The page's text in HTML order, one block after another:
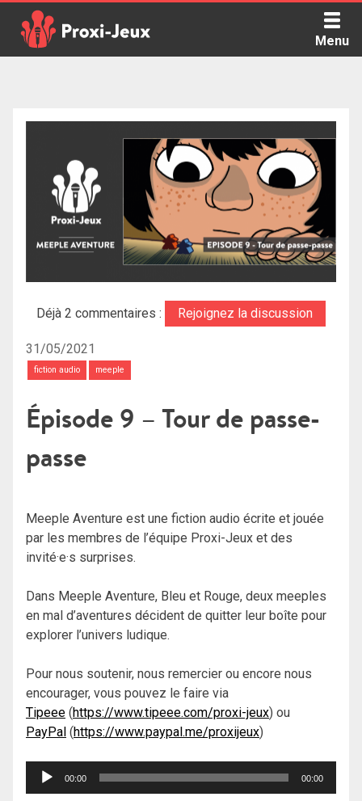
content
Menu
Déjà 2 commentaires : Rejoignez la discussion
31/05/2021
fiction audio meeple
Épisode 9 – Tour de passe-
passe
Meeple Aventure est une fiction audio écrite et jouée
par les membres de l’équipe Proxi-Jeux et des
invité·e·s surprises.
Dans Meeple Aventure, Bleu et Rouge, deux meeples
en mal d’aventures décident de quitter leur boîte pour
explorer l’univers ludique.
Pour nous soutenir, nous remercier ou encore nous
encourager, vous pouvez le faire via
Tipeee (https://www.tipeee.com/proxi-jeux) ou
PayPal (https://www.paypal.me/proxijeux)
Lecteur
00:00 00:00